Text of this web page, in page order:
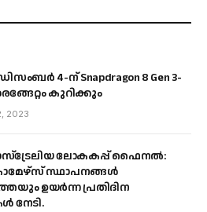
ഡിസംബർ 4-ന് Snapdragon 8 Gen 3-
കുറിക്കും
2023
ലോകകപ്പ് ഫൈനൽ:
സ്ഥാപനങ്ങൾ
ഉയർന്ന പ്രതിദിന